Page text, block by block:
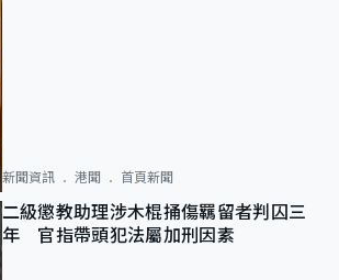
新聞資訊 港聞 首頁新聞
二級懲教助理涉木棍捅傷羈留者判囚三
年 官指帶頭犯法屬加刑因素